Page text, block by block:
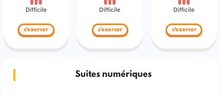
Difficile
s'exercer
Difficile
s'exercer
Difficile
s'exercer
Suites numériques